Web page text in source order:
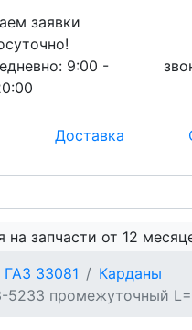
заявки
9:00 -
Доставка
на запчасти от 12
33081
Карданы
5233 промежуточный